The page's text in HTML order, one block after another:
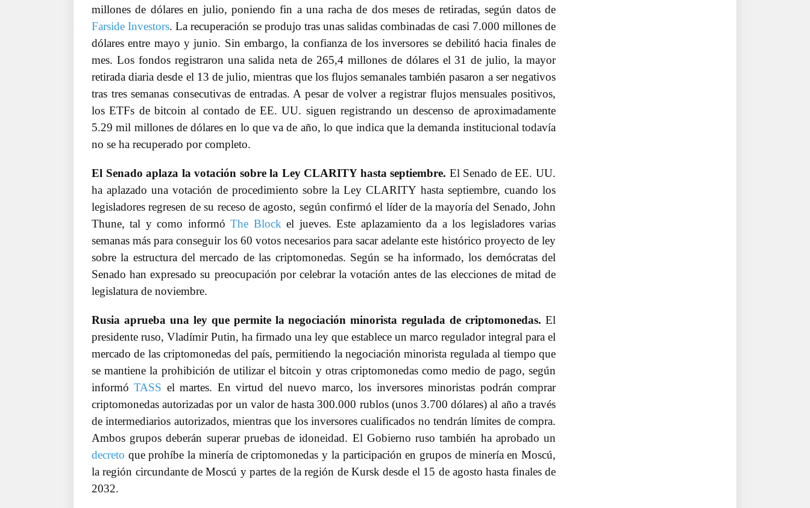
millones de dólares en julio, poniendo fin a una racha de dos meses de retiradas, según datos de
Farside Investors. La recuperación se produjo tras unas salidas combinadas de casi 7.000 millones de
dólares entre mayo y junio. Sin embargo, la confianza de los inversores se debilitó hacia finales de
mes. Los fondos registraron una salida neta de 265,4 millones de dólares el 31 de julio, la mayor
retirada diaria desde el 13 de julio, mientras que los flujos semanales también pasaron a ser negativos
tras tres semanas consecutivas de entradas. A pesar de volver a registrar flujos mensuales positivos,
los ETFs de bitcoin al contado de EE. UU. siguen registrando un descenso de aproximadamente
5.29 mil millones de dólares en lo que va de año, lo que indica que la demanda institucional todavía
no se ha recuperado por completo.
El Senado aplaza la votación sobre la Ley CLARITY hasta septiembre. El Senado de EE. UU.
ha aplazado una votación de procedimiento sobre la Ley CLARITY hasta septiembre, cuando los
legisladores regresen de su receso de agosto, según confirmó el líder de la mayoría del Senado, John
Thune, tal y como informóThe Block el jueves. Este aplazamiento da a los legisladores varias
semanas más para conseguir los 60 votos necesarios para sacar adelante este histórico proyecto de ley
sobre la estructura del mercado de las criptomonedas. Según se ha informado, los demócratas del
Senado han expresado su preocupación por celebrar la votación antes de las elecciones de mitad de
legislatura de noviembre.
Rusia aprueba una ley que permite la negociación minorista regulada de criptomonedas. El
presidente ruso, Vladímir Putin, ha firmado una ley que establece un marco regulador integral para el
mercado de las criptomonedas del país, permitiendo la negociación minorista regulada al tiempo que
se mantiene la prohibición de utilizar el bitcoin y otras criptomonedas como medio de pago, según
informóTASS el martes. En virtud del nuevo marco, los inversores minoristas podrán comprar
criptomonedas autorizadas por un valor de hasta 300.000 rublos (unos 3.700 dólares) al año a través
de intermediarios autorizados, mientras que los inversores cualificados no tendrán límites de compra.
Ambos grupos deberán superar pruebas de idoneidad. El Gobierno ruso también ha aprobado un
decreto que prohíbe la minería de criptomonedas y la participación en grupos de minería en Moscú,
la región circundante de Moscú y partes de la región de Kursk desde el 15 de agosto hasta finales de
2032.